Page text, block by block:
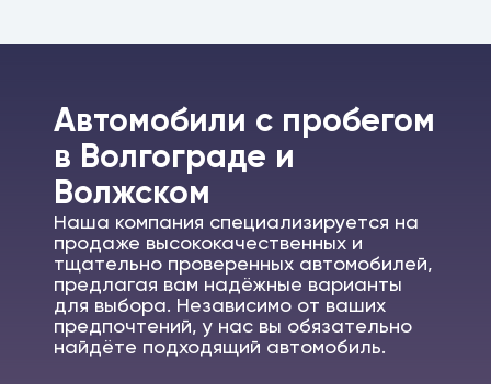
Автомобили c пробегом
в Волгограде и
Волжском
Наша компания специализируется на
продаже высококачественных и
тщательно проверенных автомобилей,
предлагая вам надёжные варианты
для выбора. Независимо от ваших
предпочтений, у нас вы обязательно
найдёте подходящий автомобиль.